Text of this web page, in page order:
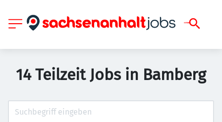
14 Teilzeit Jobs in Bamberg